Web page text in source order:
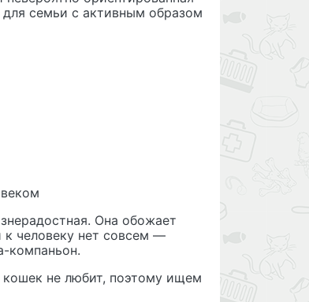
семьи с активным образом
Она обожает
к человеку нет совсем —
компаньон.
не любит, поэтому ищем